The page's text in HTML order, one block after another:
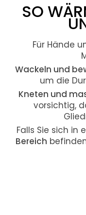
SO
Für Hände
Wackeln und
um die
Kneten und
vorsichtig,
Falls Sie sich in
Bereich